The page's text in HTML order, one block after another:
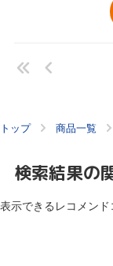
トップ 商品一覧
検索結果の
表示できるレコメン